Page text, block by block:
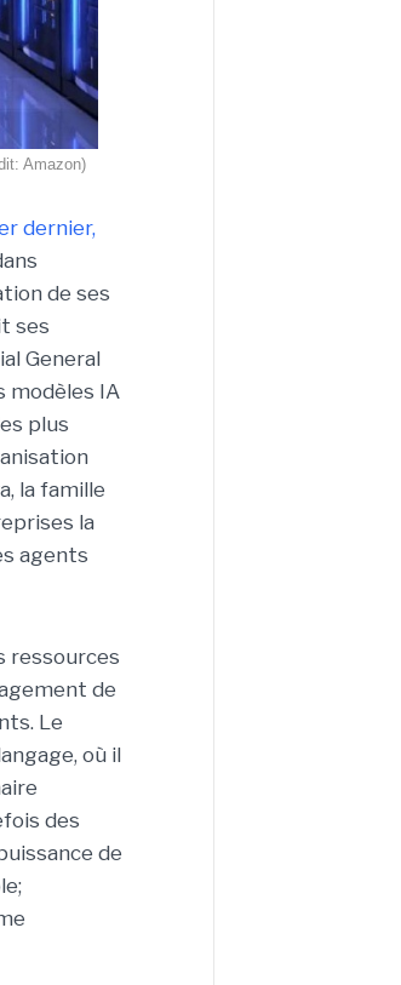
Amazon)
dernier,
de ses
ses
General
modèles IA
plus
la famille
la
agents
ressources
de
Le
où il
des
de